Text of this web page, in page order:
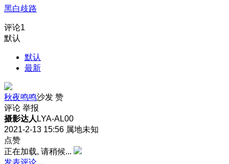
黑白歧路
评论1
默认
默认
最新
秋夜鸣鸣沙发 赞
评论 举报
摄影达人 LYA-AL00
2021-2-13 15:56 属地未知
点赞
正在加载, 请稍候...